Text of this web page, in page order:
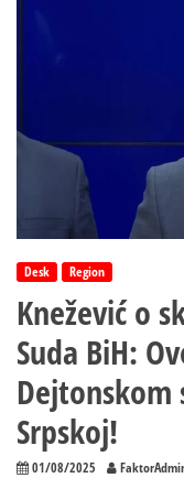
Desk Region
Knežević o
Suda BiH:
Dejtonskom
Srpskoj!
01/08/2025